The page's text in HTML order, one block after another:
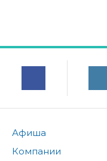
Афиша
Компании